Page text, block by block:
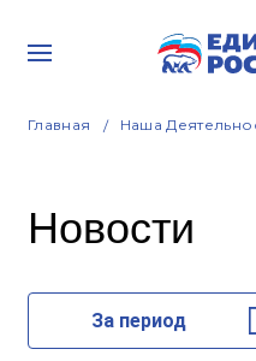
Главная Наша
Новости
За период